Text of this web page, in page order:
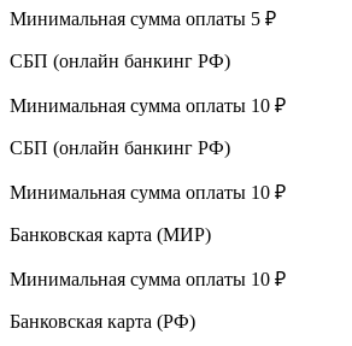
Минимальная сумма оплаты 5 ₽
СБП (онлайн банкинг РФ)
Минимальная сумма оплаты 10 ₽
СБП (онлайн банкинг РФ)
Минимальная сумма оплаты 10 ₽
Банковская карта (МИР)
Минимальная сумма оплаты 10 ₽
Банковская карта (РФ)